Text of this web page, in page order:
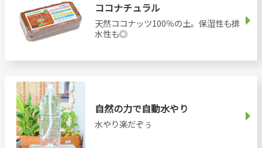
ココナチュラル
天然ココナッツ100％の土。保湿性も排
水性も◎
自然の力で自動水やり
水やり楽だぞぅ